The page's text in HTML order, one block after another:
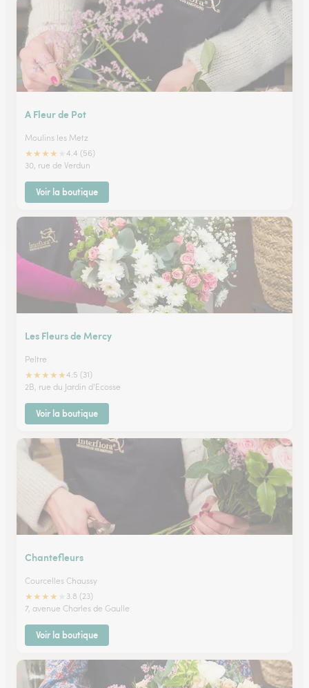
A Fleur de Pot
Moulins les Metz
★★★★
4.4 (56)
30, rue de Verdun
Voir la boutique
Les Fleurs de Mercy
Peltre
★★★★★4.5 (31)
2B, rue du Jardin d'Ecosse
Voir la boutique
Chantefleurs
Courcelles Chaussy
★★★★
3.8 (23)
7, avenue Charles de Gaulle
Voir la boutique